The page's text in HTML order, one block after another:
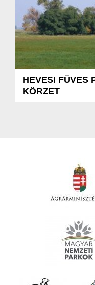
KAPCSOLAT
HEVESI FÜVES
KÖRZET